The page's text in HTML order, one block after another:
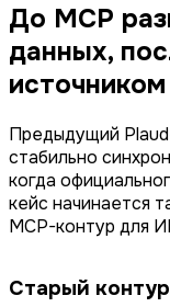
До MCP
данных,
Предыдущий
стабильно
когда
кейс начинается
MCP-контур для
Старый